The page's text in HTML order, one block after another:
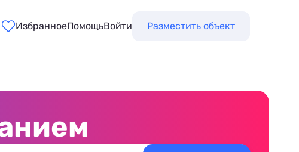
ИзбранноеПомощьВойти Разместить объект